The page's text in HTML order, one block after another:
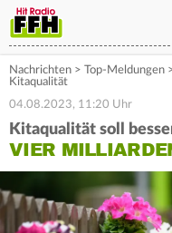
Nachrichten > Top-Meldungen
Kitaqualität
04.08.2023, 11:20 Uhr
Kitaqualität soll
VIER